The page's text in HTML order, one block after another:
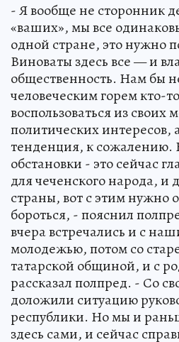
- Я вообще не сторонник
«ваших», мы все
одной стране, это нужно
Виноваты здесь все — и
общественность. Нам бы
человеческим горем кто-
воспользоваться из своих
политических интересов,
тенденция, к сожалению.
обстановки - это сейчас
для чеченского народа, и
страны, вот с этим
бороться, - пояснил
вчера встречались и с
молодежью, потом со
татарской общиной, и с
рассказал полпред. - Со
доложили ситуацию
республики. Но мы и
здесь сами, и сейчас